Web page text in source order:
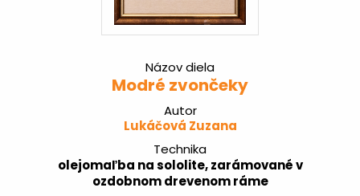
Názov diela
Modré zvončeky
Autor
Lukáčová Zuzana
Technika
olejomaľba na sololite, zarámované v
ozdobnom drevenom ráme